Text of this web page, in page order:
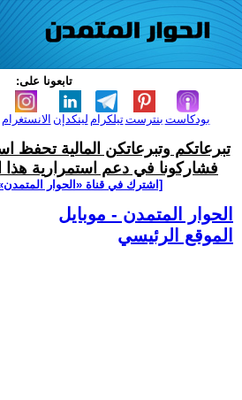
تابعونا على:
الانستغرام لينكدإن تيلكرامبنترست بودكاست
تبرعاتكم وتبرعاتكن المالية تحفظ
فشاركونا في دعم استمرارية هذا
[اشترك في قناة ‫«الحوار
الحوار المتمدن - موبايل
الموقع الرئيسي